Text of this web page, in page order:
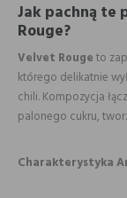
Jak pachną te
Rouge?
Velvet Rougeto
którego delikatnie
chili. Kompozycja
palonego cukru,
Charakterystyka